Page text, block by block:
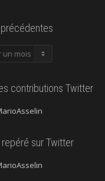
contributions Twitter
sur Twitter